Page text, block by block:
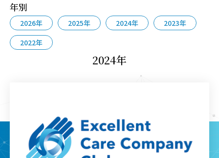
会社概要
年別
2026年 2025年 2024年
2023年
2022年
2024年